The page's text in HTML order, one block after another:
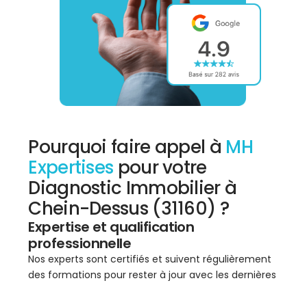
Pourquoi faire appel à MH
Expertises pour votre
Diagnostic Immobilier à
Chein-Dessus (31160) ?
Expertise et qualification
professionnelle
Nos experts sont certifiés et suivent régulièrement
des formations pour rester à jour avec les dernières